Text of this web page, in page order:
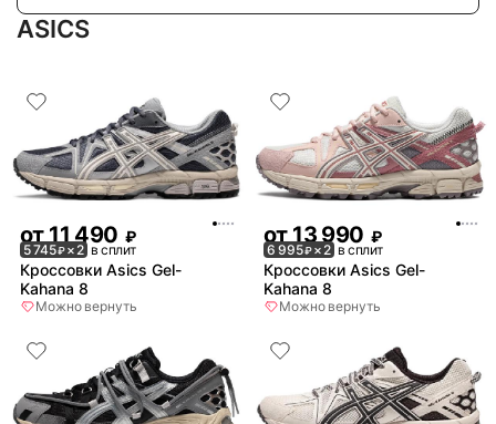
ASICS
от11 490 ₽
5 745₽× 2 в сплит
Кроссовки Asics Gel-
Kahana 8
Можно вернуть
от13 990 ₽
6 995₽× 2 в сплит
Кроссовки Asics Gel-
Kahana 8
Можно вернуть